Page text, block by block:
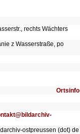
rechts Wächters
z Wasserstraße, po
Ortsinfo
ostpreussen (dot) de